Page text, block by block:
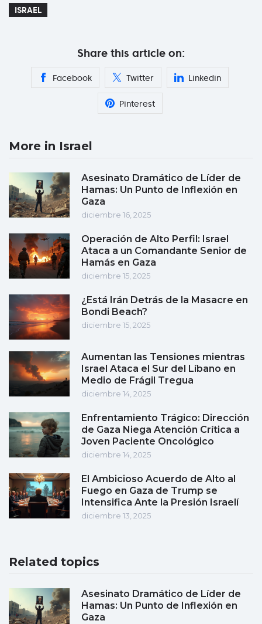
ISRAEL
Share this article on:
Facebook Twitter Linkedin
Pinterest
More in Israel
Asesinato Dramático de Líder de
Hamas: Un Punto de Inflexión en
Gaza
diciembre 16, 2025
Operación de Alto Perfil: Israel
Ataca a un Comandante Senior de
Hamás en Gaza
diciembre 15, 2025
¿Está Irán Detrás de la Masacre en
Bondi Beach?
diciembre 15, 2025
Aumentan las Tensiones mientras
Israel Ataca el Sur del Líbano en
Medio de Frágil Tregua
diciembre 14, 2025
Enfrentamiento Trágico: Dirección
de Gaza Niega Atención Crítica a
Joven Paciente Oncológico
diciembre 14, 2025
El Ambicioso Acuerdo de Alto al
Fuego en Gaza de Trump se
Intensifica Ante la Presión Israelí
diciembre 13, 2025
Related topics
Asesinato Dramático de Líder de
Hamas: Un Punto de Inflexión en
Gaza